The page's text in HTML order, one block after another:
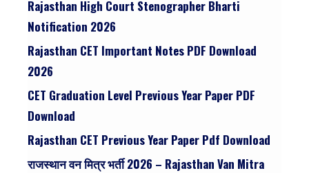
Rajasthan High Court Stenographer Bharti
Notification 2026
Rajasthan CET Important Notes PDF Download
2026
CET Graduation Level Previous Year Paper PDF
Download
Rajasthan CET Previous Year Paper Pdf Download
राजस्थान वन मित्र भर्ती 2026 – Rajasthan Van Mitra